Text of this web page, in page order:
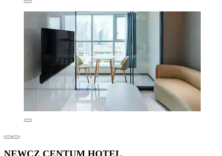
NEWCZ CENTUM HOTEL